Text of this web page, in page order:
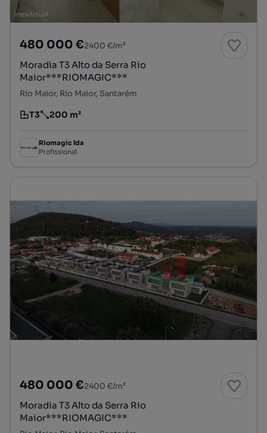
480 000 €2400 €/m²
Moradia T3 Alto da Serra Rio
Maior***RIOMAGIC***
Rio Maior, Rio Maior, Santarém
Tipologia
T3
Preço por metro quadrado
200 m²
Riomagic lda
Profissional
480 000 €2400 €/m²
Moradia T3 Alto da Serra Rio
Maior***RIOMAGIC***